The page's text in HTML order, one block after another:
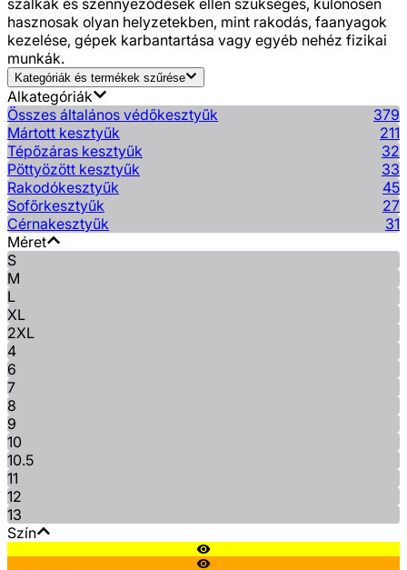
hasznosak olyan helyzetekben, mint rakodás, faanyagok
kezelése, gépek karbantartása vagy egyéb nehéz fizikai
munkák.
Kategóriák és termékek szűrése
Alkategóriák
Összes általános védőkesztyűk
379
Mártott kesztyűk
211
Tépőzáras kesztyűk
32
Pöttyözött kesztyűk
33
Rakodókesztyűk
45
Sofőrkesztyűk
27
Cérnakesztyűk
31
Méret
S
M
L
XL
2XL
4
6
7
8
9
10
10.5
11
12
13
Szín